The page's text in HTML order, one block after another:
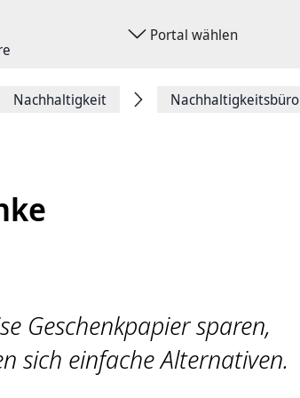
Portal wählen
Nachhaltigkeit Nachhaltigkeitsbüro
Geschenkpapier sparen,
sich einfache Alternativen.